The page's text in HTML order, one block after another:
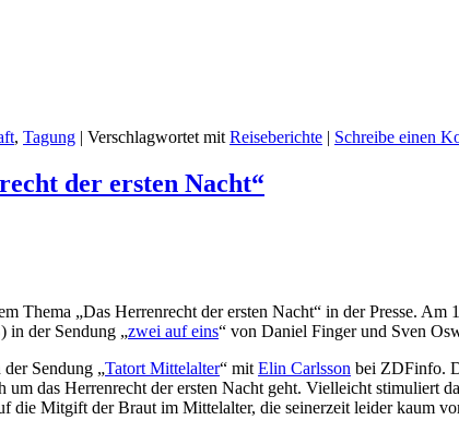
, Tagung | Verschlagwortet mit Reiseberichte | Schreibe einen
der ersten Nacht“
Thema „Das Herrenrecht der ersten Nacht“ in der Presse.
in der Sendung „zwei auf eins“ von Daniel Finger und Sven
Sendung „Tatort Mittelalter“ mit Elin Carlsson bei ZDFinfo.
um das Herrenrecht der ersten Nacht geht. Vielleicht stimuliert
die Mitgift der Braut im Mittelalter, die seinerzeit leider kaum